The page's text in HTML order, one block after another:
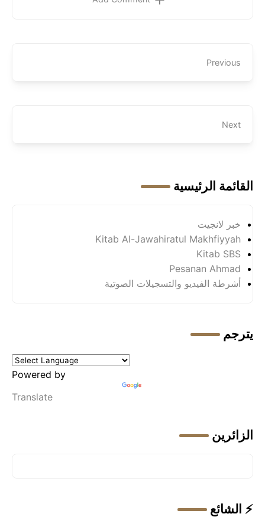
Previous
Next
القائمة الرئيسية
خبر لانجيت
Kitab Al-Jawahiratul Makhfiyyah
Kitab SBS
Pesanan Ahmad
أشرطة الفيديو والتسجيلات الصوتية
يترجم
Powered by
Translate
الزائرين
⚡ الشائع